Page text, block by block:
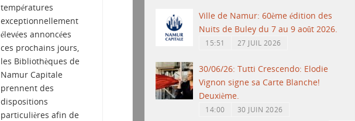
températures
exceptionnellement
élevées annoncées
ces prochains jours,
les Bibliothèques de
Namur Capitale
prennent des
dispositions
particulières afin de
Ville de Namur: 60ème édition des
Nuits de Buley du 7 au 9 août 2026.
15:51 27 JUIL 2026
30/06/26: Tutti Crescendo: Elodie
Vignon signe sa Carte Blanche!
Deuxième.
14:00 30 JUIN 2026